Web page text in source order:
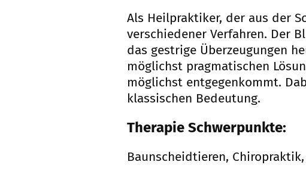
Als Heilpraktiker, der aus der
verschiedener Verfahren. Der
das gestrige Überzeugungen
möglichst pragmatischen
möglichst entgegenkommt.
klassischen Bedeutung.
Therapie Schwerpunkte:
Baunscheidtieren,